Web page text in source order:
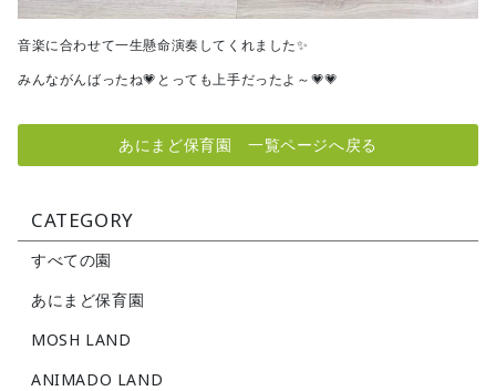
音楽に合わせて一生懸命演奏してくれました✨
みんながんばったね💗とっても上手だったよ～💗💗
あにまど保育園 一覧ページへ戻る
CATEGORY
すべての園
あにまど保育園
MOSH LAND
ANIMADO LAND